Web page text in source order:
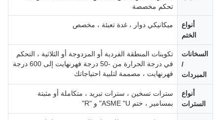
تحكم مخصصة
أنواع
الختم
ميكانيكي دوار ، غدة تعبئة ، مخصص
السخانات
المبردات
تكوينات المنطقة الفردية أو المزدوجة أو الثلاثية ، التحكم
في درجة الحرارة من -50 درجة فهرنهايت إلى 600 درجة
فهرنهايت ، مصممة لتلبية احتياجاتك
أنواع
السترات
سترات تسخين ، سترات تبريد ، متكاملة أو مثبتة
بمسامير ، ختم ASME "U" و "R"